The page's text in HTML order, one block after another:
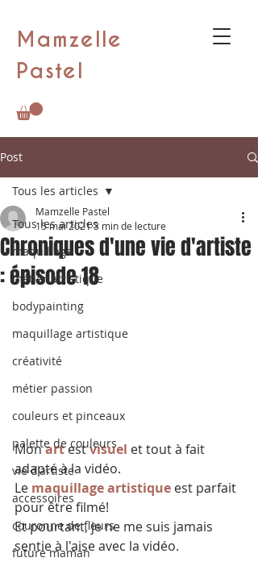
Mamzelle
Pastel
Post
Tous les articles
maquillage
métier artistique
bodypainting
maquillage artistique
créativité
métier passion
couleurs et pinceaux
palette de couleurs
vie d'artiste
accessoires
couronne de fleurs
future maman
Tous les articles
Chroniques d'une vie d'artiste
: épisode 18
Mamzelle Pastel
15 mai 20213 min de lecture
Mon art est visuel et tout à fait
adapté à la vidéo.
Le maquillage artistique est parfait
pour être filmé!
Et pourtant, je ne me suis jamais
sentie à l'aise avec la vidéo.